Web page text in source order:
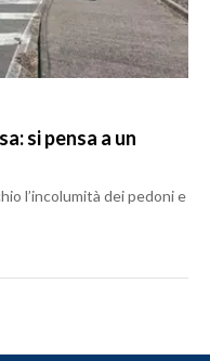
si pensa a un
l’incolumità dei pedoni e